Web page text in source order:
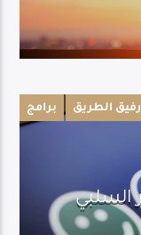
برامج رفيق الطريق
السلبي